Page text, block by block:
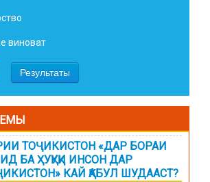
виноват
ТОҶИКИСТОН «ДАР БОРАИ
БА ҲУҚУҚИ ИНСОН ДАР
КАЙ ҚАБУЛ ШУДААСТ?